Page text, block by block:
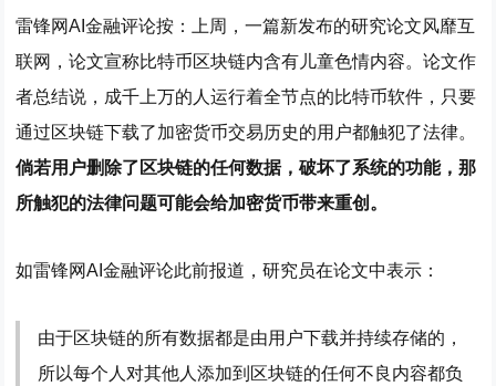
雷锋网AI金融评论按：上周，一篇新发布的研究论文风靡互
联网，论文宣称比特币区块链内含有儿童色情内容。论文作
者总结说，成千上万的人运行着全节点的比特币软件，只要
通过区块链下载了加密货币交易历史的用户都触犯了法律。
倘若用户删除了区块链的任何数据，破坏了系统的功能，那
所触犯的法律问题可能会给加密货币带来重创。
如雷锋网AI金融评论此前报道，研究员在论文中表示：
由于区块链的所有数据都是由用户下载并持续存储的，
所以每个人对其他人添加到区块链的任何不良内容都负